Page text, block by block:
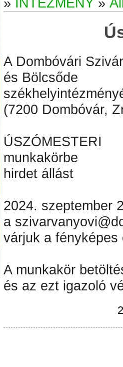
A Dombóvári
és Bölcsőde
(7200 Dombóvár,
ÚSZÓMESTERI
munkakörbe
hirdet állást
2024. szeptember
a
várjuk a fényképes
A munkakör
és az ezt igazoló